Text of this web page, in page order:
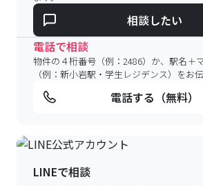
相談したい
電話で相談
物件の４桁番号（例：2486）か、駅名＋
（例：新小岩駅・学生レジデンス）をお
電話する（無料）
LINEで相談